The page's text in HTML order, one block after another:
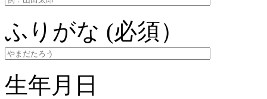
ふりがな (必須）
生年月日